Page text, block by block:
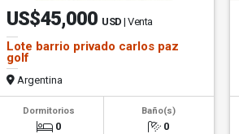
US$45,000 USD | Venta
Lote barrio privado carlos paz
golf
Argentina
Dormitorios
0
Baño(s)
0